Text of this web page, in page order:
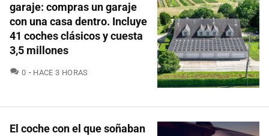
garaje: compras un garaje
con una casa dentro. Incluye
41 coches clásicos y cuesta
3,5 millones
0 COMENTARIOS
HACE 3 HORAS
El coche con el que soñaban